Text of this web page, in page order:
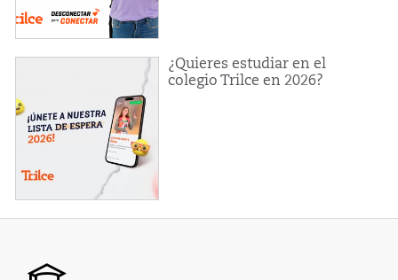
¿Quieres estudiar en el
colegio Trilce en 2026?